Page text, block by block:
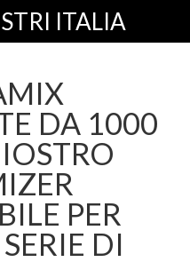
ITALIA
DA 1000
PER
DI